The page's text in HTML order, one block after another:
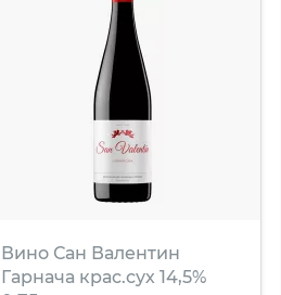
Вино Сан Валентин
Гарнача крас.сух 14,5%